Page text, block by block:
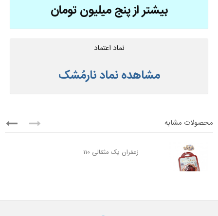
بیشتر از پنج میلیون تومان
نماد اعتماد
مشاهده نماد نارمُشک
محصولات مشابه
زعفران یک مثقالی ۱۱۰